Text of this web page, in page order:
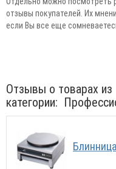
отзывы покупателей. Их
если Вы все еще
Отзывы о товарах из
категории: